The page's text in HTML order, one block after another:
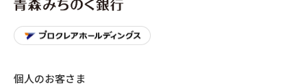
個人のお客さま